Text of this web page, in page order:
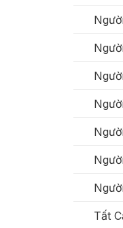
Tất